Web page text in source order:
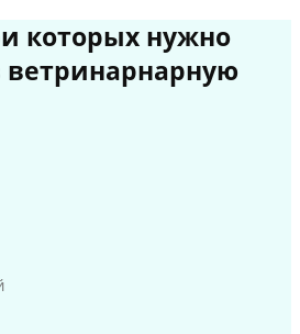
которых нужно
ветринарнарную